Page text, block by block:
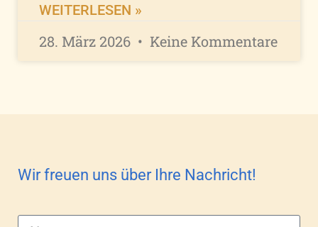
WEITERLESEN »
28. März 2026 Keine Kommentare
Wir freuen uns über Ihre Nachricht!